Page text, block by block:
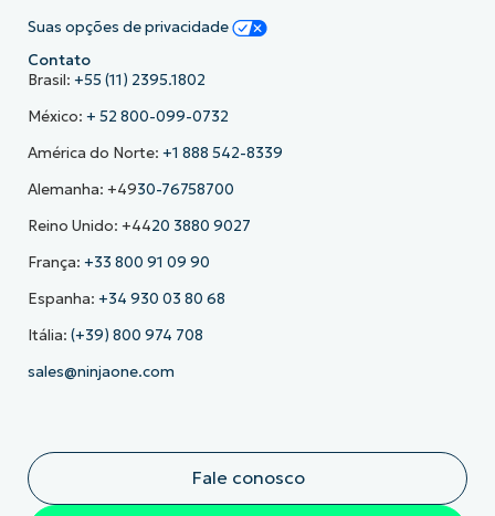
Suas opções de privacidade
Contato
Brasil: +55 (11) 2395.1802
México: + 52 800-099-0732
América do Norte: +1 888 542-8339
Alemanha: +4930-76758700
Reino Unido: +4420 3880 9027
França: +33 800 91 09 90
Espanha: +34 930 03 80 68
Itália: (+39) 800 974 708
sales@ninjaone.com
Fale conosco